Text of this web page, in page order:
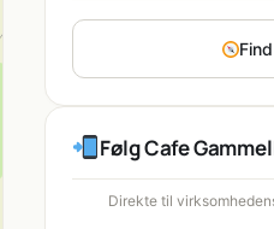
Følg Cafe
Direkte til